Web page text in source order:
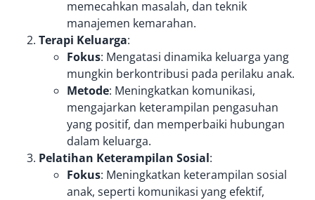
memecahkan masalah, dan teknik
manajemen kemarahan.
Terapi Keluarga:
Fokus: Mengatasi dinamika keluarga yang
mungkin berkontribusi pada perilaku anak.
Metode: Meningkatkan komunikasi,
mengajarkan keterampilan pengasuhan
yang positif, dan memperbaiki hubungan
dalam keluarga.
Pelatihan Keterampilan Sosial:
Fokus: Meningkatkan keterampilan sosial
anak, seperti komunikasi yang efektif,